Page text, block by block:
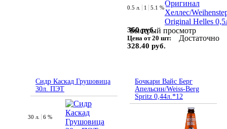
Быстрый просмотр
0.5 л. 1 5.1 %
360 руб.
Цена от 20 шт:
328.40 руб.
Достаточно
Сидр Каскад Грушовица
30л. ПЭТ
30 л. 6 %
Бочкари Вайс Берг
Апельсин/Weiss-Berg
Spritz 0,44л.*12